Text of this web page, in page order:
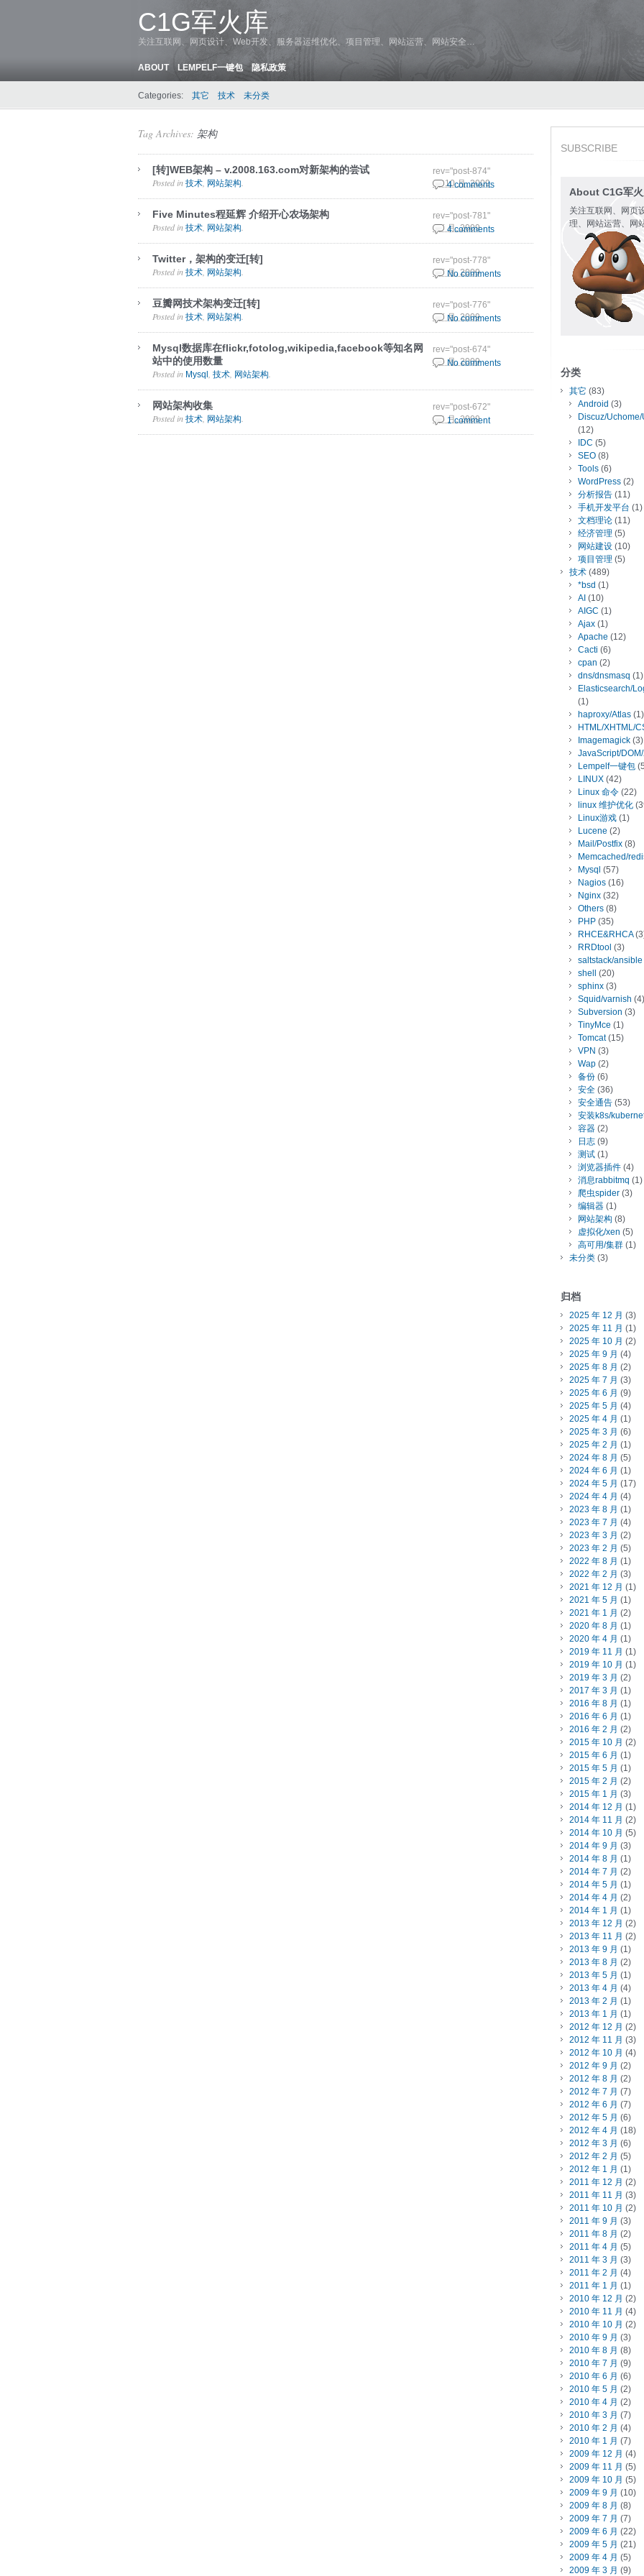
C1G军火库
关注互联网、网页设计、Web开发、服务器运维优化、项目管理、网站运营、网站安全…
ABOUT LEMPELF一键包 隐私政策
Categories: 其它 技术 未分类
Tag Archives: 架构
[转]WEB架构 – v.2008.163.com对新架构的尝试
19 10 月, 2009
Posted in 技术 网站架构
rev="post-874"
4 comments
Five Minutes程延辉 介绍开心农场架构
5 7 月, 2009
Posted in 技术 网站架构
rev="post-781"
4 comments
Twitter，架构的变迁[转]
1 7 月, 2009
Posted in 技术 网站架构
rev="post-778"
No comments
豆瓣网技术架构变迁[转]
1 7 月, 2009
Posted in 技术 网站架构
rev="post-776"
No comments
Mysql数据库在flickr,fotolog,wikipedia,facebook等知名网
站中的使用数量
1 6 月, 2009
Posted in Mysql 技术 网站架构
rev="post-674"
No comments
网站架构收集
1 6 月, 2009
Posted in 技术 网站架构
rev="post-672"
1 comment
SUBSCRIBE
About C1G军
关注互联网、网页
理、网站运营、网
分类
其它 (83)
Android (3)
Discuz/
(12)
IDC (5)
SEO (8)
Tools (6)
WordPress (2)
分析报告 (11)
手机开发平台 (1)
文档理论 (11)
经济管理 (5)
网站建设 (10)
项目管理 (5)
技术 (489)
*bsd (1)
AI (10)
AIGC (1)
Ajax (1)
Apache (12)
Cacti (6)
cpan (2)
dns/dnsmasq (1)
Elasticsearch/
(1)
haproxy/Atlas (1)
HTML/XHTML/
Imagemagick (3)
JavaScript/
Lempelf一键包
LINUX (42)
Linux 命令 (22)
linux 维护优化
Linux游戏 (1)
Lucene (2)
Mail/Postfix (8)
Memcached/
Mysql (57)
Nagios (16)
Nginx (32)
Others (8)
PHP (35)
RHCE&RHCA
RRDtool (3)
saltstack/ansible
shell
(20)
sphinx (3)
Squid/varnish (4)
Subversion (3)
TinyMce (1)
Tomcat(15)
VPN (3)
Wap (2)
备份 (6)
安全 (36)
安全通告 (53)
安装k8s/
容器 (2)
日志 (9)
测试 (1)
浏览器插件 (4)
消息rabbitmq (1)
爬虫spider (3)
编辑器 (1)
网站架构 (8)
虚拟化/xen (5)
高可用/集群 (1)
未分类 (3)
归档
2025 年 12 月 (3)
2025 年 11 月 (1)
2025 年 10 月 (2)
2025 年 9 月 (4)
2025 年 8 月 (2)
2025 年 7 月 (3)
2025 年 6 月 (9)
2025 年 5 月 (4)
2025 年 4 月 (1)
2025 年 3 月 (6)
2025 年 2 月 (1)
2024 年 8 月 (5)
2024 年 6 月 (1)
2024 年 5 月 (17)
2024 年 4 月 (4)
2023 年 8 月 (1)
2023 年 7 月 (4)
2023 年 3 月 (2)
2023 年 2 月 (5)
2022 年 8 月 (1)
2022 年 2 月 (3)
2021 年 12 月 (1)
2021 年 5 月 (1)
2021 年 1 月 (2)
2020 年 8 月 (1)
2020 年 4 月 (1)
2019 年 11 月 (1)
2019 年 10 月 (1)
2019 年 3 月 (2)
2017 年 3 月 (1)
2016 年 8 月 (1)
2016 年 6 月 (1)
2016 年 2 月 (2)
2015 年 10 月 (2)
2015 年 6 月 (1)
2015 年 5 月 (1)
2015 年 2 月 (2)
2015 年 1 月 (3)
2014 年 12 月 (1)
2014 年 11 月 (2)
2014 年 10 月 (5)
2014 年 9 月 (3)
2014 年 8 月 (1)
2014 年 7 月 (2)
2014 年 5 月 (1)
2014 年 4 月 (2)
2014 年 1 月 (1)
2013 年 12 月 (2)
2013 年 11 月 (2)
2013 年 9 月 (1)
2013 年 8 月 (2)
2013 年 5 月 (1)
2013 年 4 月 (4)
2013 年 2 月 (1)
2013 年 1 月 (1)
2012 年 12 月 (2)
2012 年 11 月 (3)
2012 年 10 月 (4)
2012 年 9 月 (2)
2012 年 8 月 (2)
2012 年 7 月 (7)
2012 年 6 月 (7)
2012 年 5 月 (6)
2012 年 4 月 (18)
2012 年 3 月 (6)
2012 年 2 月 (5)
2012 年 1 月 (1)
2011 年 12 月 (2)
2011 年 11 月 (3)
2011 年 10 月 (2)
2011 年 9 月 (3)
2011 年 8 月 (2)
2011 年 4 月 (5)
2011 年 3 月 (3)
2011 年 2 月 (4)
2011 年 1 月 (1)
2010 年 12 月 (2)
2010 年 11 月 (4)
2010 年 10 月 (2)
2010 年 9 月 (3)
2010 年 8 月 (8)
2010 年 7 月 (9)
2010 年 6 月 (6)
2010 年 5 月 (2)
2010 年 4 月 (2)
2010 年 3 月 (7)
2010 年 2 月 (4)
2010 年 1 月 (7)
2009 年 12 月 (4)
2009 年 11 月 (5)
2009 年 10 月 (5)
2009 年 9 月 (10)
2009 年 8 月 (8)
2009 年 7 月 (7)
2009 年 6 月 (22)
2009 年 5 月 (21)
2009 年 4 月 (5)
2009 年 3 月 (9)